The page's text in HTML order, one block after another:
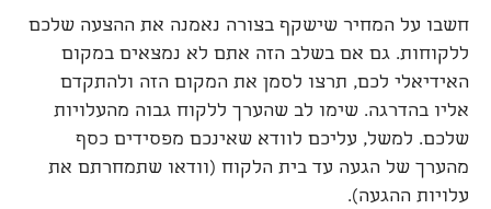
חשבו על המחיר שישקף בצורה נאמנה את ההצעה שלכם
ללקוחות. גם אם בשלב הזה אתם לא נמצאים במקום
האידיאלי לכם, תרצו לסמן את המקום הזה ולהתקדם
אליו בהדרגה. שימו לב שהערך ללקוח גבוה מהעלויות
שלכם. למשל, עליכם לוודא שאינכם מפסידים כסף
מהערך של הגעה עד בית הלקוח (וודאו שתמחרתם את
עלויות ההגעה).